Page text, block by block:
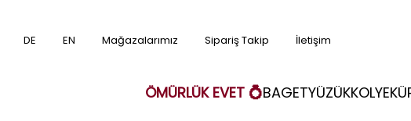
DE EN Mağazalarımız Sipariş Takip İletişim
ÖMÜRLÜK EVET 💍BAGETYÜZÜKKOLYE